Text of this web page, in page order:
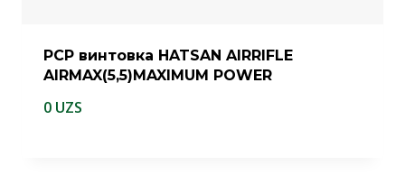
PCP винтовка HATSAN AIRRIFLE
AIRMAX(5,5)MAXIMUM POWER
0 UZS